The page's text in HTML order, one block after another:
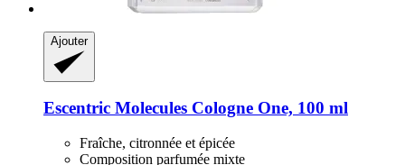
Ajouter
Escentric Molecules Cologne One, 100 ml
Fraîche, citronnée et épicée
Composition parfumée mixte